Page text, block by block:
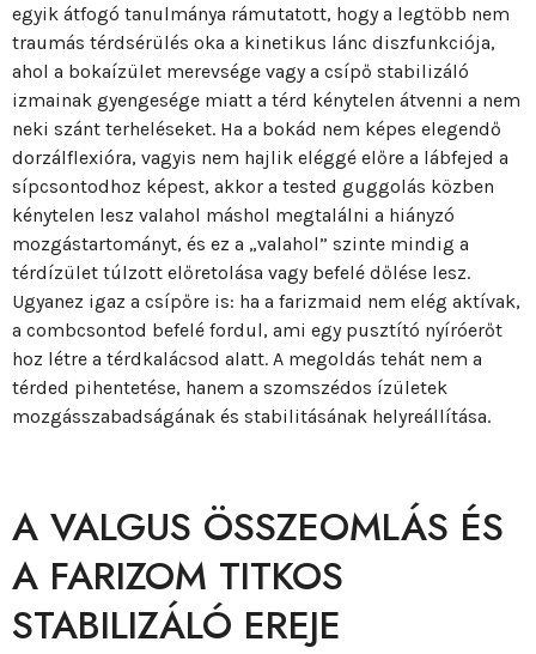
egyik átfogó tanulmánya rámutatott, hogy a legtöbb nem
traumás térdsérülés oka a kinetikus lánc diszfunkciója,
ahol a bokaízület merevsége vagy a csípő stabilizáló
izmainak gyengesége miatt a térd kénytelen átvenni a nem
neki szánt terheléseket. Ha a bokád nem képes elegendő
dorzálflexióra, vagyis nem hajlik eléggé előre a lábfejed a
sípcsontodhoz képest, akkor a tested guggolás közben
kénytelen lesz valahol máshol megtalálni a hiányzó
mozgástartományt, és ez a „valahol” szinte mindig a
térdízület túlzott előretolása vagy befelé dőlése lesz.
Ugyanez igaz a csípőre is: ha a farizmaid nem elég aktívak,
a combcsontod befelé fordul, ami egy pusztító nyíróerőt
hoz létre a térdkalácsod alatt. A megoldás tehát nem a
térded pihentetése, hanem a szomszédos ízületek
mozgásszabadságának és stabilitásának helyreállítása.
A VALGUS ÖSSZEOMLÁS ÉS
A FARIZOM TITKOS
STABILIZÁLÓ EREJE